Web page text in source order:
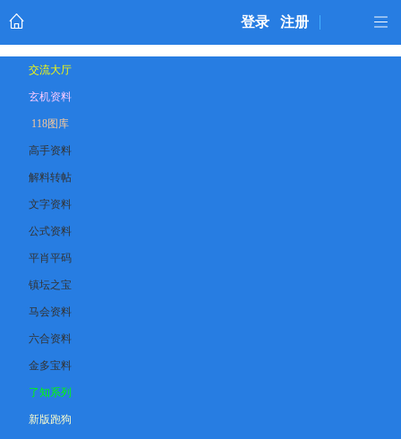
登录 注册
交流大厅
玄机资料
118图库
高手资料
解料转帖
文字资料
公式资料
平肖平码
镇坛之宝
马会资料
六合资料
金多宝料
了知系列
新版跑狗